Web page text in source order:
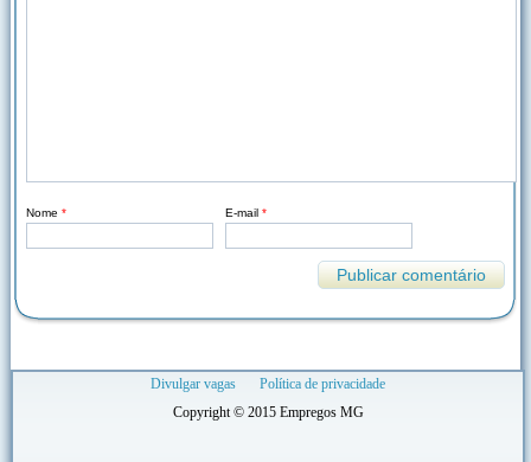
Nome * E-mail *
Divulgar vagas
Política de privacidade
Copyright © 2015 Empregos MG